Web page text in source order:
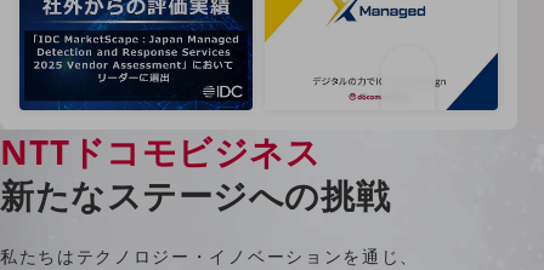
セキュリティ
AI
データ利活用
運用管理
NTTドコモビジネス
新たなステージへの挑戦
私たちはテクノロジー・イノベーションを通じ、